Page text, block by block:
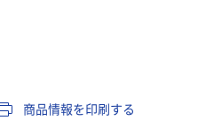
商品情報を印刷する